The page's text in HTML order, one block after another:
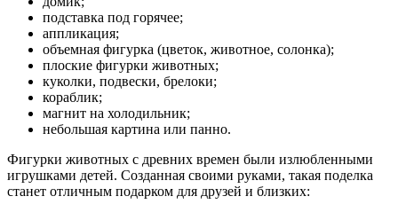
подставка под горячее;
аппликация;
объемная фигурка (цветок, животное, солонка);
плоские фигурки животных;
куколки, подвески, брелоки;
кораблик;
магнит на холодильник;
небольшая картина или панно.
Фигурки животных с древних времен были излюбленными
игрушками детей. Созданная своими руками, такая поделка
станет отличным подарком для друзей и близких: